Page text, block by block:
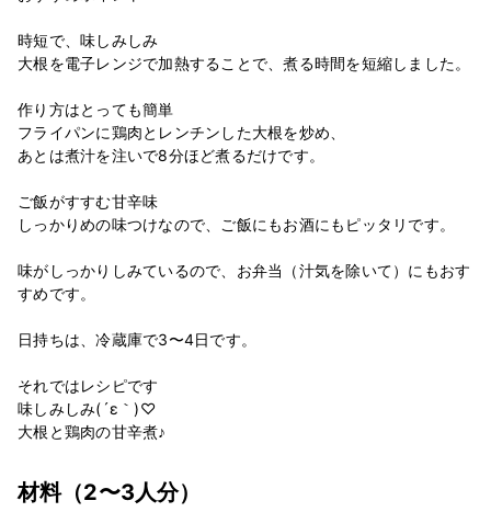
時短で、味しみしみ
大根を電子レンジで加熱することで、煮る時間を短縮しました。
作り方はとっても簡単
フライパンに鶏肉とレンチンした大根を炒め、
あとは煮汁を注いで8分ほど煮るだけです。
ご飯がすすむ甘辛味
しっかりめの味つけなので、ご飯にもお酒にもピッタリです。
味がしっかりしみているので、お弁当（汁気を除いて）にもおす
すめです。
日持ちは、冷蔵庫で3〜4日です。
それではレシピです
味しみしみ(´ε｀)♡
大根と鶏肉の甘辛煮♪
材料（2〜3人分）